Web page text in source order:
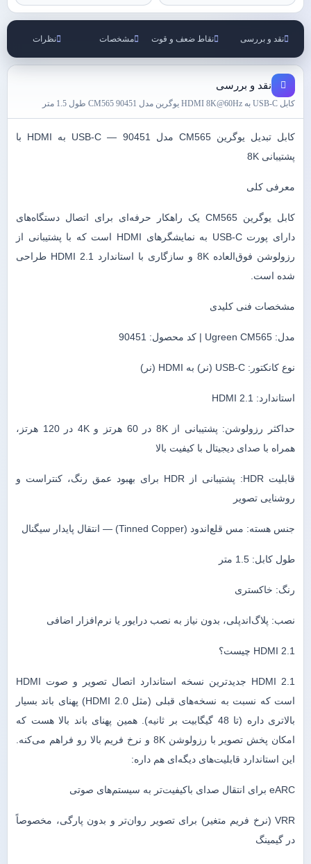
نقد و بررسی نقاط ضعف و قوت مشخصات نظرات
نقد و بررسی
کابل USB-C به HDMI 8K@60Hz یوگرین مدل CM565 90451 طول 1.5 متر
کابل تبدیل یوگرین CM565 مدل 90451 — USB-C به HDMI با
پشتیبانی 8K
معرفی کلی
کابل یوگرین CM565 یک راهکار حرفه‌ای برای اتصال دستگاه‌های
دارای پورت USB-C به نمایشگرهای HDMI است که با پشتیبانی از
رزولوشن فوق‌العاده 8K و سازگاری با استاندارد HDMI 2.1 طراحی
شده است.
مشخصات فنی کلیدی
مدل: Ugreen CM565 | کد محصول: 90451
نوع کانکتور: USB-C (نر) به HDMI (نر)
استاندارد: HDMI 2.1
حداکثر رزولوشن: پشتیبانی از 8K در 60 هرتز و 4K در 120 هرتز،
همراه با صدای دیجیتال با کیفیت بالا
قابلیت HDR: پشتیبانی از HDR برای بهبود عمق رنگ، کنتراست و
روشنایی تصویر
جنس هسته: مس قلع‌اندود (Tinned Copper) — انتقال پایدار سیگنال
طول کابل: 1.5 متر
رنگ: خاکستری
نصب: پلاگ‌اند‌پلی، بدون نیاز به نصب درایور یا نرم‌افزار اضافی
HDMI 2.1 چیست؟
HDMI 2.1 جدیدترین نسخه استاندارد اتصال تصویر و صوت HDMI
است که نسبت به نسخه‌های قبلی (مثل HDMI 2.0) پهنای باند بسیار
بالاتری داره (تا 48 گیگابیت بر ثانیه). همین پهنای باند بالا هست که
امکان پخش تصویر با رزولوشن 8K و نرخ فریم بالا رو فراهم می‌کنه.
این استاندارد قابلیت‌های دیگه‌ای هم داره:
eARC برای انتقال صدای باکیفیت‌تر به سیستم‌های صوتی
VRR (نرخ فریم متغیر) برای تصویر روان‌تر و بدون پارگی، مخصوصاً
در گیمینگ